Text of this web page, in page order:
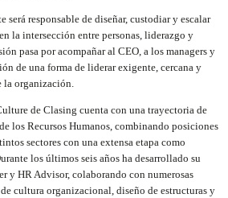
será responsable de diseñar, custodiar y escalar
la intersección entre personas, liderazgo y
pasa por acompañar al CEO, a los managers y
de una forma de liderar exigente, cercana y
la organización.
de Clasing cuenta con una trayectoria de
los Recursos Humanos, combinando posiciones
sectores con una extensa etapa como
los últimos seis años ha desarrollado su
y HR Advisor, colaborando con numerosas
cultura organizacional, diseño de estructuras y